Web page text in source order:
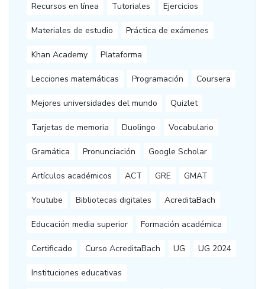
Recursos en línea Tutoriales Ejercicios
Materiales de estudio Práctica de exámenes
Khan Academy Plataforma
Lecciones matemáticas Programación Coursera
Mejores universidades del mundo Quizlet
Tarjetas de memoria Duolingo Vocabulario
Gramática Pronunciación Google Scholar
Artículos académicos ACT GRE GMAT
Youtube Bibliotecas digitales AcreditaBach
Educación media superior Formación académica
Certificado Curso AcreditaBach UG UG 2024
Instituciones educativas